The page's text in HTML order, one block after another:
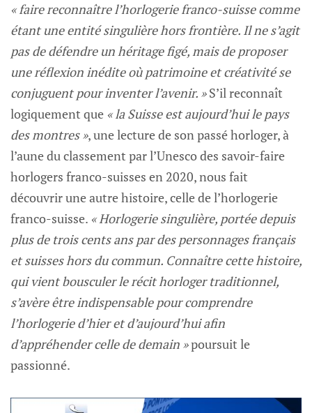
« faire reconnaître l’horlogerie franco-suisse comme
étant une entité singulière hors frontière. Il ne s’agit
pas de défendre un héritage figé, mais de proposer
une réflexion inédite où patrimoine et créativité se
conjuguent pour inventer l’avenir. »S’il reconnaît
logiquement que « la Suisse est aujourd’hui le pays
des montres », une lecture de son passé horloger, à
l’aune du classement par l’Unesco des savoir-faire
horlogers franco-suisses en 2020, nous fait
découvrir une autre histoire, celle de l’horlogerie
franco-suisse. « Horlogerie singulière, portée depuis
plus de trois cents ans par des personnages français
et suisses hors du commun. Connaître cette histoire,
qui vient bousculer le récit horloger traditionnel,
s’avère être indispensable pour comprendre
l’horlogerie d’hier et d’aujourd’hui afin
d’appréhender celle de demain »poursuit le
passionné.